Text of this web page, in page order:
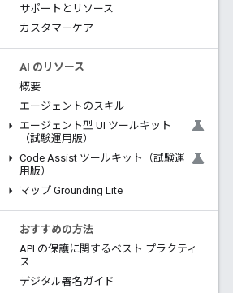
サポートとリソース
カスタマーケア
AI のリソース
概要
エージェントのスキル
エージェント型 UI ツールキット
（試験運用版）
Code Assist ツールキット（試験運
用版）
マップ Grounding Lite
おすすめの方法
API の保護に関するベスト プラクティ
ス
デジタル署名ガイド